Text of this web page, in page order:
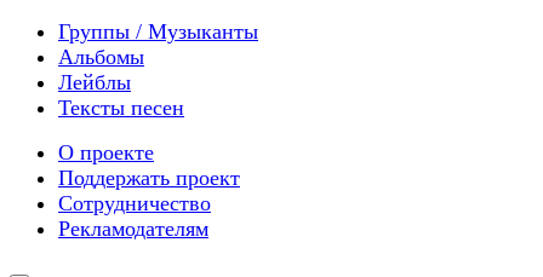
Группы / Музыканты
Альбомы
Лейблы
Тексты песен
О проекте
Поддержать проект
Сотрудничество
Рекламодателям